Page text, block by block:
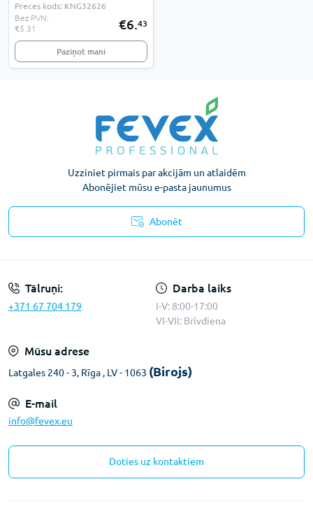
Preces kods: KNG32626
Bez PVN:
€5.31
€6.43
Paziņot mani
Uzziniet pirmais par akcijām un atlaidēm
Abonējiet mūsu e-pasta jaunumus
Abonēt
Tālruņi:
+371 67 704 179
Darba laiks
I-V: 8:00-17:00
VI-VII: Brīvdiena
Mūsu adrese
Latgales 240 - 3, Rīga , LV - 1063 (Birojs)
E-mail
info@fevex.eu
Doties uz kontaktiem